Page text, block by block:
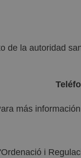
de la autoridad
más
i